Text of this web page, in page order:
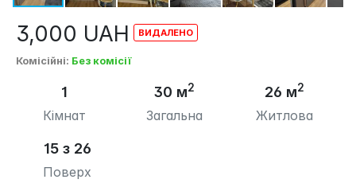
3,000 UAH
Комісійні: Без комісії
1
Кімнат
30 м2
Загальна
26 м2
Житлова
15 з 26
Поверх